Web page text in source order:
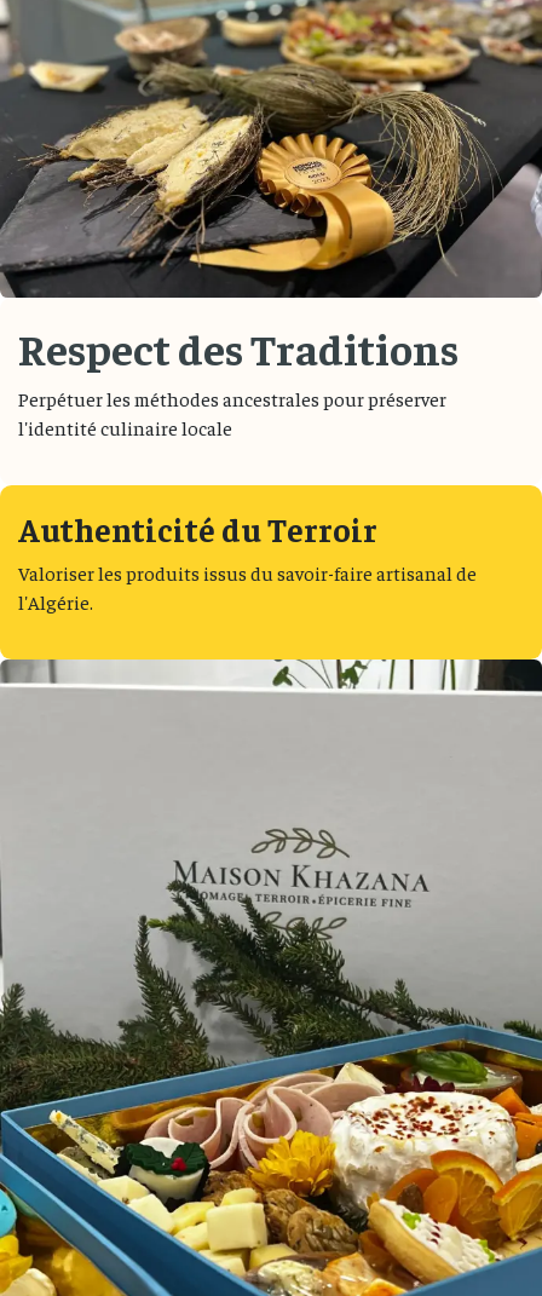
Respect des Traditions
Perpétuer les méthodes ancestrales pour préserver
l'identité culinaire locale
Authenticité du Terroir
Valoriser les produits issus du savoir-faire artisanal de
l'Algérie.